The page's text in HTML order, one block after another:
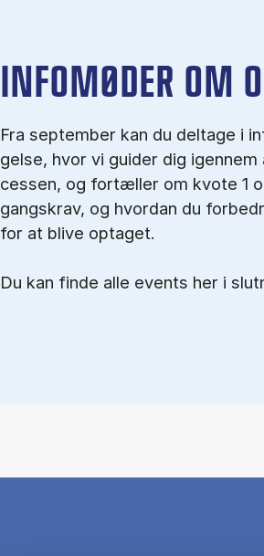
IN­FO­MØ­DER OM
Fra september kan du del­tage i
gel­se, hvor vi gu­i­der dig
ces­sen, og for­tæl­ler om kvo­te 1
gangs­krav, og hvordan du
for at blive optaget.
Du kan finde alle events her i